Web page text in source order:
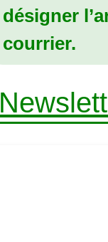
désigner
courrier.